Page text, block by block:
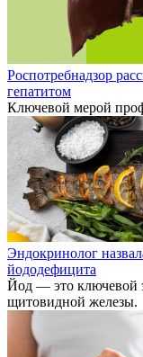
Роспотребнадзор
гепатитом
Ключевой мерой
Эндокринолог
йододефицита
Йод — это ключевой
щитовидной железы.